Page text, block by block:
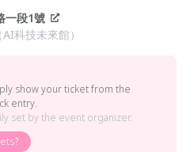
一段1號
科技未來館）
show your ticket from the
entry.
set by the event organizer.